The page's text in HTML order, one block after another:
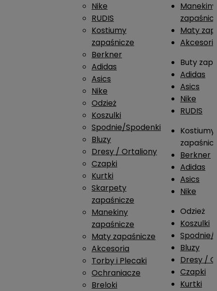
Nike
RUDIS
Kostiumy
zapaśnicze
Berkner
Adidas
Asics
Nike
Odzież
Koszulki
Spodnie/Spodenki
Bluzy
Dresy / Ortaliony
Czapki
Kurtki
Skarpety
zapaśnicze
Manekiny
zapaśnicze
Maty zapaśnicze
Akcesoria
Torby i Plecaki
Ochraniacze
Breloki
Manekiny
Maty
Buty
Adidas
Asics
Nike
RUDIS
Kostiumy
Berkner
Adidas
Asics
Nike
Odzież
Koszulki
Spodnie/
Bluzy
Dresy /
Czapki
Kurtki